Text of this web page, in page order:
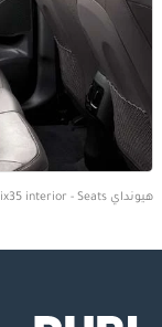
هيونداي ix35 interior - Seats